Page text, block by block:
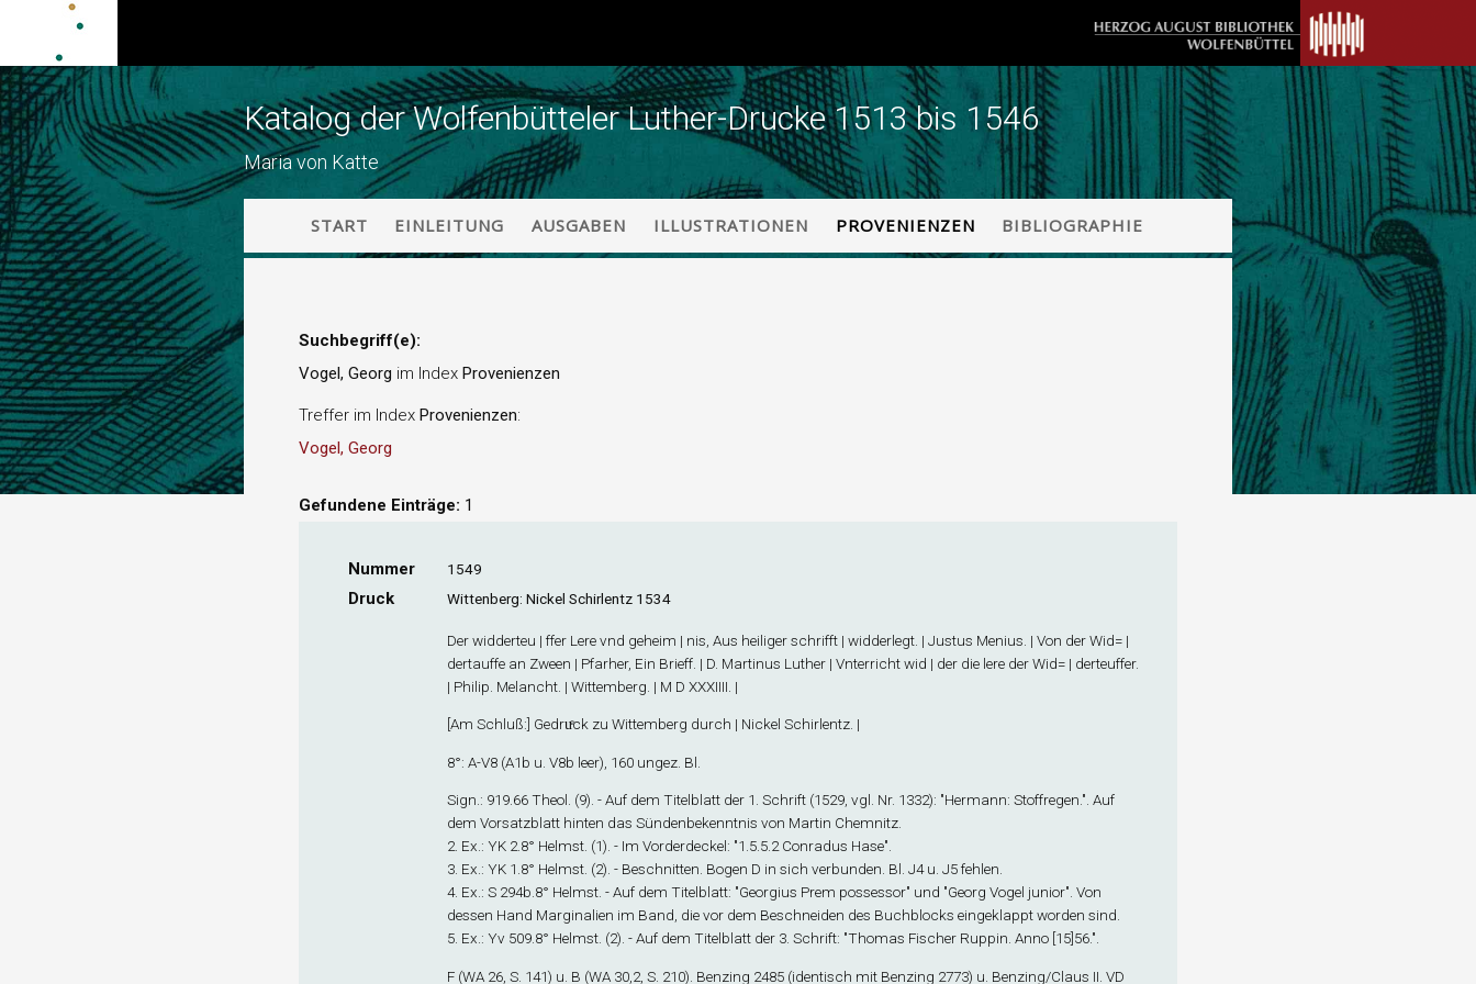
Katalog der Wolfenbütteler Luther-Drucke 1513 bis 1546
Maria von Katte
START EINLEITUNG AUSGABEN ILLUSTRATIONEN PROVENIENZEN BIBLIOGRAPHIE
Suchbegriff(e):
Vogel, Georg im Index Provenienzen
Treffer im Index Provenienzen:
Vogel, Georg
Gefundene Einträge: 1
Nummer 1549
Druck Wittenberg: Nickel Schirlentz 1534
Der widderteu | ffer Lere vnd geheim | nis, Aus heiliger schrifft | widderlegt. | Justus Menius. | Von der Wid= |
dertauffe an Zween | Pfarher, Ein Brieff. | D. Martinus Luther | Vnterricht wid | der die lere der Wid= | derteuffer.
| Philip. Melancht. | Wittemberg. | M D XXXIIII. |
[Am Schluß:] Gedruͤck zu Wittemberg durch | Nickel Schirlentz. |
8°: A-V8 (A1b u. V8b leer), 160 ungez. Bl.
Sign .: 919.66 Theol. (9). - Auf dem Titelblatt der 1. Schrift (1529, vgl. Nr. 1332): "Hermann: Stoffregen.". Auf
dem Vorsatzblatt hinten das Sündenbekenntnis von Martin Chemnitz.
2. Ex .: YK 2.8° Helmst. (1). - Im Vorderdeckel: "1.5.5.2 Conradus Hase".
3. Ex .: YK 1.8° Helmst. (2). - Beschnitten. Bogen D in sich verbunden. Bl. J4 u. J5 fehlen.
4. Ex .: S 294b.8° Helmst. - Auf dem Titelblatt: "Georgius Prem possessor" und "Georg Vogel junior". Von
dessen Hand Marginalien im Band, die vor dem Beschneiden des Buchblocks eingeklappt worden sind.
5. Ex .: Yv 509.8° Helmst. (2). - Auf dem Titelblatt der 3. Schrift: "Thomas Fischer Ruppin. Anno [15]56.".
F (WA 26, S. 141) u. B (WA 30,2, S. 210). Benzing 2485 (identisch mit Benzing 2773) u. Benzing/Claus II. VD